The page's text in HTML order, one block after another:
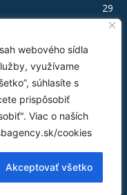
webového sídla
využívame
súhlasíte s
prispôsobiť
Viac o naších
cookies
Akceptovať všetko
29
19